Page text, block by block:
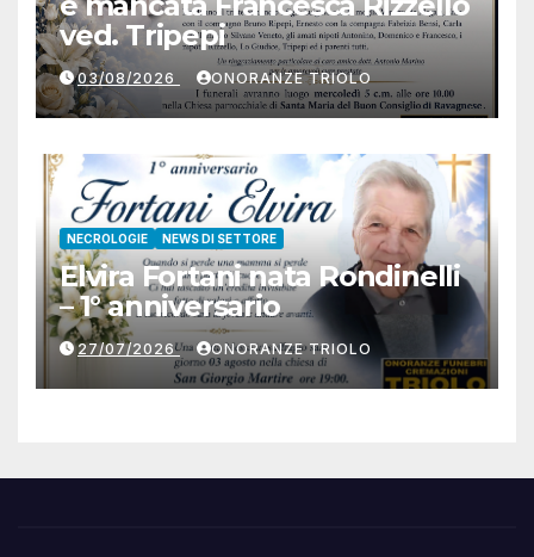
ved. Tripepi
03/08/2026 ONORANZE TRIOLO
NECROLOGIE NEWS DI SETTORE
Elvira Fortani nata Rondinelli
– 1° anniversario
27/07/2026 ONORANZE TRIOLO